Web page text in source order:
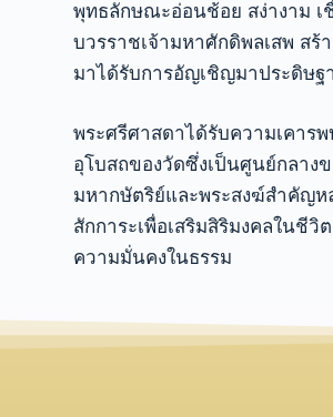
พุทธลักษณะอ่อนช้อย สง่างาม เ
บวรราชเจ้ามหาศักดิพลเสพ ส
มาได้รับการอัญเชิญมาประดิษ
พระศรีศาสดาได้รับความเคาร
อุโบสถของวัดซึ่งเป็นศูนย์กลาง
มหากษัตริย์และพระสงฆ์สำคัญ
สักการะเพื่อเสริมสิริมงคลในชี
ความมั่นคงในธรรม